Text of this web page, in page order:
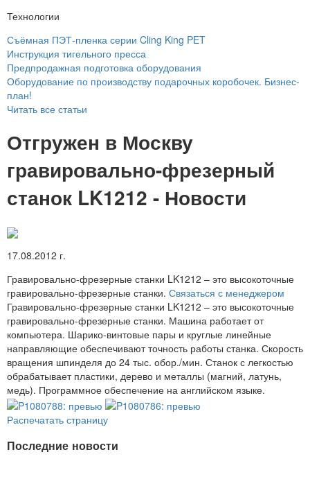
Технологии
Съёмная ПЭТ-пленка серии Cling King PET
Инструкция тигельного пресса
Предпродажная подготовка оборудования
Оборудование по производству подарочных коробочек. Бизнес-
план!
Читать все статьи
Отгружен в Москву
гравировально-фрезерный
станок LK1212 - Новости
17.08.2012 г.
Гравировально-фрезерные станки LK1212 – это высокоточные
гравировально-фрезерные станки. Связаться с менеджером
Гравировально-фрезерные станки LK1212 – это высокоточные
гравировально-фрезерные станки. Машина работает от
компьютера. Шарико-винтовые пары и круглые линейные
направляющие обеспечивают точность работы станка. Скорость
вращения шпинделя до 24 тыс. обор./мин. Станок с легкостью
обрабатывает пластики, дерево и металлы (магний, латунь,
медь). Программное обеспечение на английском языке.
Распечатать страницу
Последние новости